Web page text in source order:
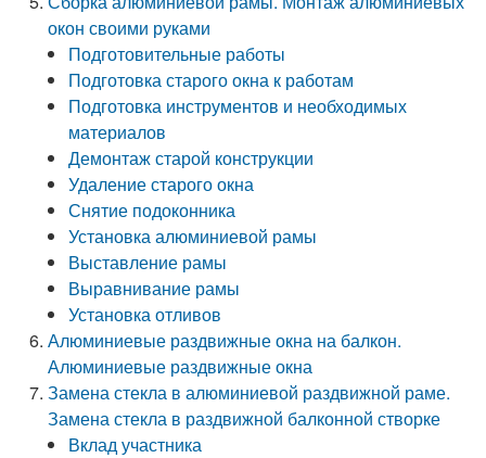
окон своими руками
Подготовительные работы
Подготовка старого окна к работам
Подготовка инструментов и необходимых
материалов
Демонтаж старой конструкции
Удаление старого окна
Снятие подоконника
Установка алюминиевой рамы
Выставление рамы
Выравнивание рамы
Установка отливов
Алюминиевые раздвижные окна на балкон.
Алюминиевые раздвижные окна
Замена стекла в алюминиевой раздвижной раме.
Замена стекла в раздвижной балконной створке
Вклад участника